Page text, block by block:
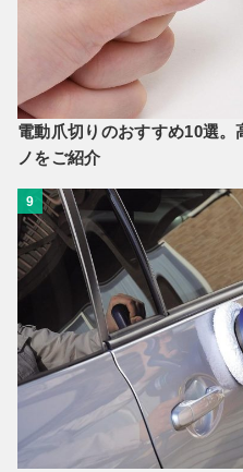
電動爪切りのおすすめ10選
ノをご紹介
9